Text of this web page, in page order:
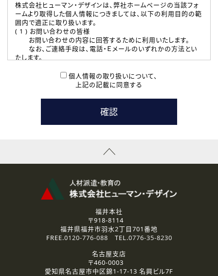
株式会社ヒューマン・デザインは、弊社ホームページの当該フォ
ームより取得した個人情報につきましては、以下の利用目的の範
囲内で適正に取り扱います。
( 1 ) お問い合わせの皆様
お問い合わせの内容に回答するために利用いたします。
なお、ご連絡手段は、電話・Ｅメールのいずれかの方法とい
たします。
本登録に関するご連絡および本登録時の参考情報として利
たします。
( 3 ) スタッフ派遣を検討されている企業の皆様
お問い合わせの内容に回答するために利用いたします。
なお、ご連絡手段は、電話・Ｅメールのいずれかの方法とい
資料送付、受講相談に関するご連絡のために利用いたしま
その他、お問い合わせの内容に回答するために利用いたし
なお、ご連絡手段は、電話・Ｅメールのいずれかの方法とい
2.個人情報の第三者提供
ご提供いただいた個人情報は、法令等の規定に従う場合を除き、
3.個人情報の取り扱いの委託
弊社の定める個人情報保護の評価基準を満たした委託先に、個
個人情報の取り扱いについて、
上記の記載に同意する
福井本社
〒918-8114
福井県福井市羽水2丁目701番地
FREE.0120-776-088 TEL.0776-35-8230
名古屋支店
〒460-0003
愛知県名古屋市中区錦1-17-13 名興ビル7F